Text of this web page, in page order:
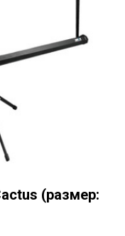
(размер: